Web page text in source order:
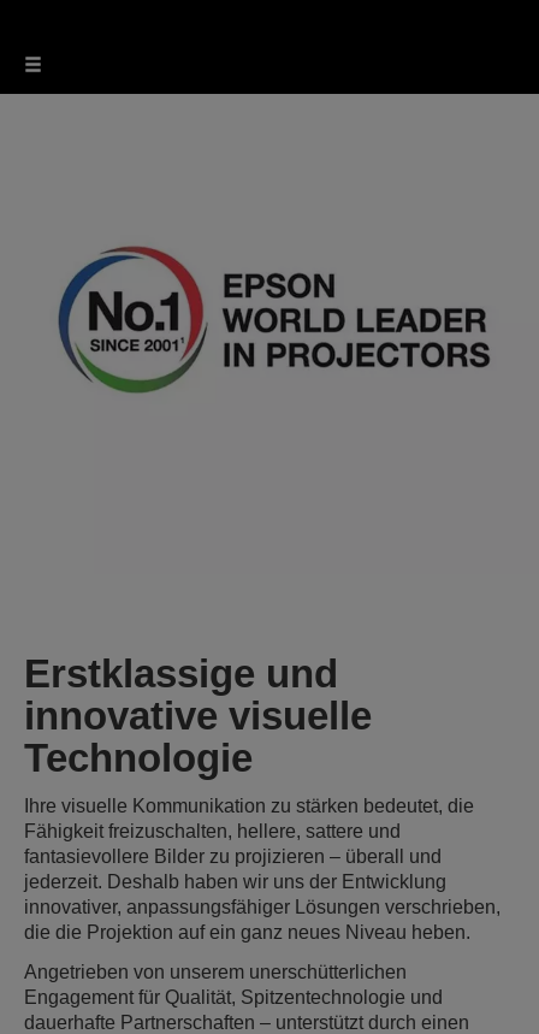
Erstklassige und
innovative visuelle
Technologie
Ihre visuelle Kommunikation zu stärken bedeutet, die
Fähigkeit freizuschalten, hellere, sattere und
fantasievollere Bilder zu projizieren – überall und
jederzeit. Deshalb haben wir uns der Entwicklung
innovativer, anpassungsfähiger Lösungen verschrieben,
die die Projektion auf ein ganz neues Niveau heben.
Angetrieben von unserem unerschütterlichen
Engagement für Qualität, Spitzentechnologie und
dauerhafte Partnerschaften – unterstützt durch einen